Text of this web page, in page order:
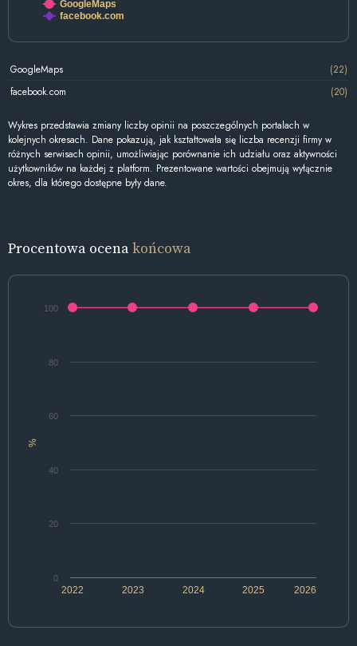
GoogleMaps
facebook.com
GoogleMaps
(22)
facebook.com
(20)
Wykres przedstawia zmiany liczby opinii na poszczególnych portalach w
kolejnych okresach. Dane pokazują, jak kształtowała się liczba recenzji firmy w
różnych serwisach opinii, umożliwiając porównanie ich udziału oraz aktywności
użytkowników na każdej z platform. Prezentowane wartości obejmują wyłącznie
okres, dla którego dostępne były dane.
Procentowa ocenakońcowa
%
2022 2024 2026
2023 2025
0
20
40
60
80
100